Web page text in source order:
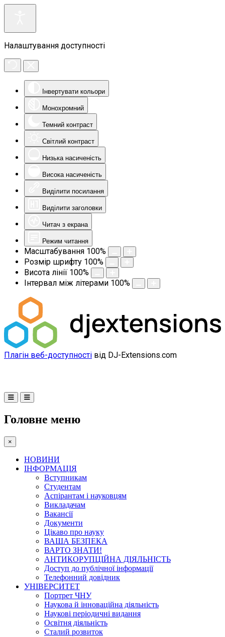
Налаштування доступності
Інвертувати кольори
Монохромний
Темний контраст
Світлий контраст
Низька насиченість
Висока насиченість
Виділити посилання
Виділити заголовки
Читач з екрана
Режим читання
Масштабування 100%
Розмір шрифту 100%
Висота лінії 100%
Інтервал між літерами 100%
Плагін веб-доступності від DJ-Extensions.com
Головне меню
×
НОВИНИ
ІНФОРМАЦІЯ
Вступникам
Студентам
Аспірантам і науковцям
Викладачам
Вакансії
Документи
Цікаво про науку
ВАША БЕЗПЕКА
ВАРТО ЗНАТИ!
АНТИКОРУПЦІЙНА ДІЯЛЬНІСТЬ
Доступ до публічної інформації
Телефонний довідник
УНІВЕРСИТЕТ
Портрет ЧНУ
Наукова й інноваційна діяльність
Наукові періодичні видання
Освітня діяльність
Сталий розвиток